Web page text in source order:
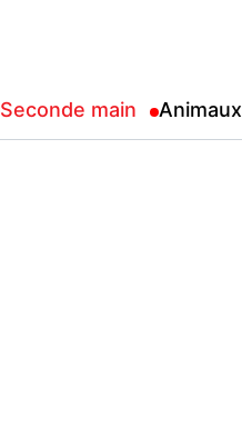
Seconde main Animaux